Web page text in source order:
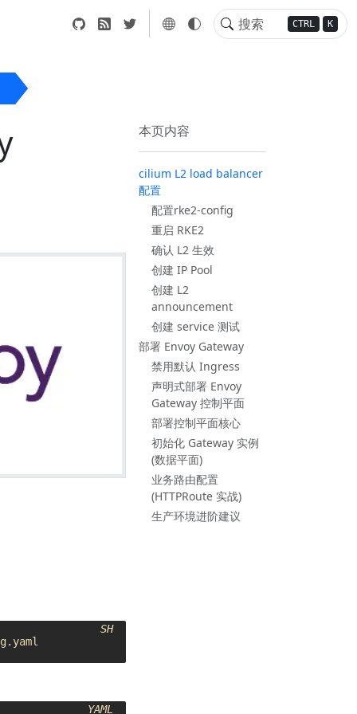
CTRL K
本页内容
cilium L2 load balancer
配置
配置rke2-config
重启 RKE2
确认 L2 生效
创建 IP Pool
创建 L2
announcement
创建 service 测试
部署 Envoy Gateway
禁用默认 Ingress
声明式部署 Envoy
Gateway 控制平面
部署控制平面核心
初始化 Gateway 实例
(数据平面)
业务路由配置
(HTTPRoute 实战)
生产环境进阶建议
SH
YAML